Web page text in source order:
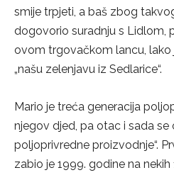
smije trpjeti, a baš zbog
dogovorio suradnju s Lidlom,
ovom trgovačkom lancu,
„našu zelenjavu iz Sedlarice“.
Mario je treća generacija
njegov djed, pa otac i sada se
poljoprivredne proizvodnje“.
zabio je 1999. godine na